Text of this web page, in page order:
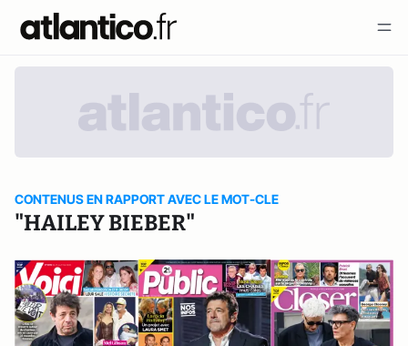
CONTENUS EN RAPPORT AVEC LE MOT-CLE
"HAILEY BIEBER"